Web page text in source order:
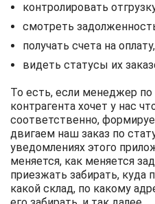
контролировать
смотреть
получать счета на оплату,
видеть статусы их
То есть, если менеджер
контрагента хочет у нас
соответственно,
двигаем наш заказ по
уведомлениях этого
меняется, как меняется
приезжать забирать, куда
какой склад, по какому